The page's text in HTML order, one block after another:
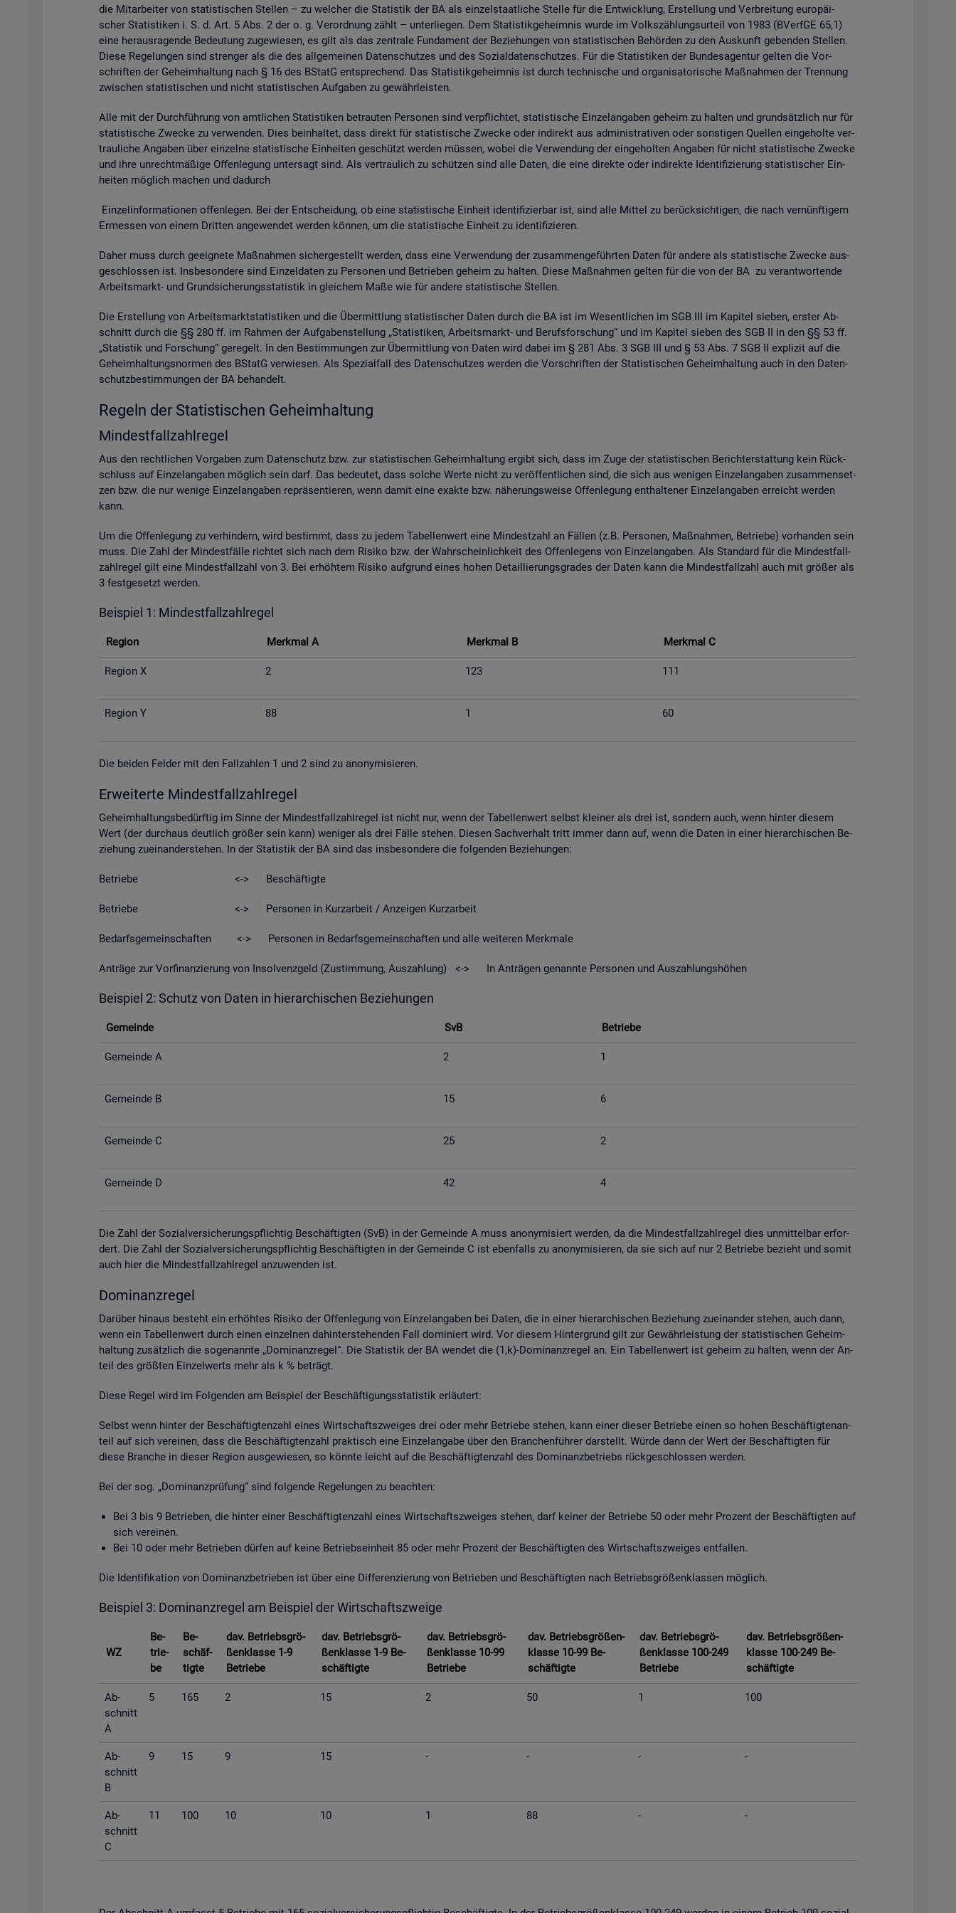
die Mit­ar­bei­ter von sta­tis­ti­schen Stel­len – zu wel­cher die Sta­tis­tik der BA als ein­zel­staat­li­che Stel­le für die Ent­wick­lung, Er­stel­lung und Ver­brei­tung eu­ro­päi­
scher Sta­tis­ti­ken i. S. d. Art. 5 Abs. 2 der o. g. Ver­ord­nung zählt – un­ter­lie­gen. Dem Sta­tis­tik­ge­heim­nis wurde im Volks­zäh­lungs­ur­teil von 1983 (BVerf­GE 65,1)
eine her­aus­ra­gen­de Be­deu­tung zu­ge­wie­sen, es gilt als das zen­tra­le Fun­da­ment der Be­zie­hun­gen von sta­tis­ti­schen Be­hör­den zu den Aus­kunft ge­ben­den Stel­len.
Diese Re­ge­lun­gen sind stren­ger als die des all­ge­mei­nen Da­ten­schut­zes und des So­zi­al­da­ten­schut­zes. Für die Sta­tis­ti­ken der Bun­des­agen­tur gel­ten die Vor­
schrif­ten der Ge­heim­hal­tung nach § 16 des BStatG ent­spre­chend. Das Sta­tis­tik­ge­heim­nis ist durch tech­ni­sche und or­ga­ni­sa­to­ri­sche Maß­nah­men der Tren­nung
zwi­schen sta­tis­ti­schen und nicht sta­tis­ti­schen Auf­ga­ben zu ge­währ­leis­ten.
Alle mit der Durch­füh­rung von amt­li­chen Sta­tis­ti­ken be­trau­ten Per­so­nen sind ver­pflich­tet, sta­tis­ti­sche Ein­zel­an­ga­ben ge­heim zu hal­ten und grund­sätz­lich nur für
sta­tis­ti­sche Zwe­cke zu ver­wen­den. Dies be­inhal­tet, dass di­rekt für sta­tis­ti­sche Zwe­cke oder in­di­rekt aus ad­mi­nis­tra­ti­ven oder sons­ti­gen Quel­len ein­ge­hol­te ver­
trau­li­che An­ga­ben über ein­zel­ne sta­tis­ti­sche Ein­hei­ten ge­schützt wer­den müs­sen, wobei die Ver­wen­dung der ein­ge­hol­ten An­ga­ben für nicht sta­tis­ti­sche Zwe­cke
und ihre un­recht­mä­ßi­ge Of­fen­le­gung un­ter­sagt sind. Als ver­trau­lich zu schüt­zen sind alle Daten, die eine di­rek­te oder in­di­rek­te Iden­ti­fi­zie­rung sta­tis­ti­scher Ein­
hei­ten mög­lich ma­chen und da­durch
Ein­zel­in­for­ma­tio­nen of­fen­le­gen. Bei der Ent­schei­dung, ob eine sta­tis­ti­sche Ein­heit iden­ti­fi­zier­bar ist, sind alle Mit­tel zu be­rück­sich­ti­gen, die nach ver­nünf­ti­gem
Er­mes­sen von einem Drit­ten an­ge­wen­det wer­den kön­nen, um die sta­tis­ti­sche Ein­heit zu iden­ti­fi­zie­ren.
Daher muss durch ge­eig­ne­te Maß­nah­men si­cher­ge­stellt wer­den, dass eine Ver­wen­dung der zu­sam­men­ge­führ­ten Daten für an­de­re als sta­tis­ti­sche Zwe­cke aus­
ge­schlos­sen ist. Ins­be­son­de­re sind Ein­zel­da­ten zu Per­so­nen und Be­trie­ben ge­heim zu hal­ten. Diese Maß­nah­men gel­ten für die von der BA zu ver­ant­wor­ten­de
Ar­beits­markt- und Grund­si­che­rungs­sta­tis­tik in glei­chem Maße wie für an­de­re sta­tis­ti­sche Stel­len.
Die Er­stel­lung von Ar­beits­markt­sta­tis­ti­ken und die Über­mitt­lung sta­tis­ti­scher Daten durch die BA ist im We­sent­li­chen im SGB III im Ka­pi­tel sie­ben, ers­ter Ab­
schnitt durch die §§ 280 ff. im Rah­men der Auf­ga­ben­stel­lung „Sta­tis­ti­ken, Ar­beits­markt- und Be­rufs­for­schung“ und im Ka­pi­tel sie­ben des SGB II in den §§ 53 ff.
„Sta­tis­tik und For­schung“ ge­re­gelt. In den Be­stim­mun­gen zur Über­mitt­lung von Daten wird dabei im § 281 Abs. 3 SGB III und § 53 Abs. 7 SGB II ex­pli­zit auf die
Ge­heim­hal­tungs­nor­men des BStatG ver­wie­sen. Als Spe­zi­al­fall des Da­ten­schut­zes wer­den die Vor­schrif­ten der Sta­tis­ti­schen Ge­heim­hal­tung auch in den Da­ten­
schutz­be­stim­mun­gen der BA be­han­delt.
Re­geln der Sta­tis­ti­schen Ge­heim­hal­tung
Min­dest­fall­zahl­re­gel
Aus den recht­li­chen Vor­ga­ben zum Da­ten­schutz bzw. zur sta­tis­ti­schen Ge­heim­hal­tung er­gibt sich, dass im Zuge der sta­tis­ti­schen Be­richt­erstat­tung kein Rück­
schluss auf Ein­zel­an­ga­ben mög­lich sein darf. Das be­deu­tet, dass sol­che Werte nicht zu ver­öf­fent­li­chen sind, die sich aus we­ni­gen Ein­zel­an­ga­ben zu­sam­men­set­
zen bzw. die nur we­ni­ge Ein­zel­an­ga­ben re­prä­sen­tie­ren, wenn damit eine ex­ak­te bzw. nä­he­rungs­wei­se Of­fen­le­gung ent­hal­te­ner Ein­zel­an­ga­ben er­reicht wer­den
kann.
Um die Of­fen­le­gung zu ver­hin­dern, wird be­stimmt, dass zu jedem Ta­bel­len­wert eine Min­dest­zahl an Fäl­len (z.B. Per­so­nen, Maß­nah­men, Be­trie­be) vor­han­den sein
muss. Die Zahl der Min­dest­fäl­le rich­tet sich nach dem Ri­si­ko bzw. der Wahr­schein­lich­keit des Of­fen­le­gens von Ein­zel­an­ga­ben. Als Stan­dard für die Min­dest­fall­
zahl­re­gel gilt eine Min­dest­fall­zahl von 3. Bei er­höh­tem Ri­si­ko auf­grund eines hohen De­tail­lie­rungs­gra­des der Daten kann die Min­dest­fall­zahl auch mit grö­ßer als
3 fest­ge­setzt wer­den.
Bei­spiel 1: Min­dest­fall­zahl­re­gel
Re­gi­on Merk­mal A Merk­mal B Merk­mal C
Re­gi­on X 2 123 111
Re­gi­on Y 88 1 60
Die bei­den Fel­der mit den Fall­zah­len 1 und 2 sind zu an­ony­mi­sie­ren.
Er­wei­ter­te Min­dest­fall­zahl­re­gel
Ge­heim­hal­tungs­be­dürf­tig im Sinne der Min­dest­fall­zahl­re­gel ist nicht nur, wenn der Ta­bel­len­wert selbst klei­ner als drei ist, son­dern auch, wenn hin­ter die­sem
Wert (der durch­aus deut­lich grö­ßer sein kann) we­ni­ger als drei Fälle ste­hen. Die­sen Sach­ver­halt tritt immer dann auf, wenn die Daten in einer hier­ar­chi­schen Be­
zie­hung zu­ein­an­der­ste­hen. In der Sta­tis­tik der BA sind das ins­be­son­de­re die fol­gen­den Be­zie­hun­gen:
Be­trie­be <-> Be­schäf­tig­te
Be­trie­be <-> Per­so­nen in Kurz­ar­beit / An­zei­gen Kurz­ar­beit
Be­darfs­ge­mein­schaf­ten <-> Per­so­nen in Be­darfs­ge­mein­schaf­ten und alle wei­te­ren Merk­ma­le
An­trä­ge zur Vor­fi­nan­zie­rung von In­sol­venz­geld (Zu­stim­mung, Aus­zah­lung) <-> In An­trä­gen ge­nann­te Per­so­nen und Aus­zah­lungs­hö­hen
Bei­spiel 2: Schutz von Daten in hier­ar­chi­schen Be­zie­hun­gen
Ge­mein­de SvB Be­trie­be
Ge­mein­de A 2 1
Ge­mein­de B 15 6
Ge­mein­de C 25 2
Ge­mein­de D 42 4
Die Zahl der So­zi­al­ver­si­che­rungs­pflich­tig Be­schäf­tig­ten (SvB) in der Ge­mein­de A muss an­ony­mi­siert wer­den, da die Min­dest­fall­zahl­re­gel dies un­mit­tel­bar er­for­
dert. Die Zahl der So­zi­al­ver­si­che­rungs­pflich­tig Be­schäf­tig­ten in der Ge­mein­de C ist eben­falls zu an­ony­mi­sie­ren, da sie sich auf nur 2 Be­trie­be be­zieht und somit
auch hier die Min­dest­fall­zahl­re­gel an­zu­wen­den ist.
Do­mi­nanz­re­gel
Dar­über hin­aus be­steht ein er­höh­tes Ri­si­ko der Of­fen­le­gung von Ein­zel­an­ga­ben bei Daten, die in einer hier­ar­chi­schen Be­zie­hung zu­ein­an­der ste­hen, auch dann,
wenn ein Ta­bel­len­wert durch einen ein­zel­nen da­hin­ter­ste­hen­den Fall do­mi­niert wird. Vor die­sem Hin­ter­grund gilt zur Ge­währ­leis­tung der sta­tis­ti­schen Ge­heim­
hal­tung zu­sätz­lich die so­ge­nann­te „Do­mi­nanz­re­gel“. Die Sta­tis­tik der BA wen­det die (1,k)-Do­mi­nanz­re­gel an. Ein Ta­bel­len­wert ist ge­heim zu hal­ten, wenn der An­
teil des grö­ß­ten Ein­zel­werts mehr als k % be­trägt.
Diese Regel wird im Fol­gen­den am Bei­spiel der Be­schäf­ti­gungs­sta­tis­tik er­läu­tert:
Selbst wenn hin­ter der Be­schäf­tig­ten­zahl eines Wirt­schafts­zwei­ges drei oder mehr Be­trie­be ste­hen, kann einer die­ser Be­trie­be einen so hohen Be­schäf­tig­ten­an­
teil auf sich ver­ei­nen, dass die Be­schäf­tig­ten­zahl prak­tisch eine Ein­zel­an­ga­be über den Bran­chen­füh­rer dar­stellt. Würde dann der Wert der Be­schäf­tig­ten für
diese Bran­che in die­ser Re­gi­on aus­ge­wie­sen, so könn­te leicht auf die Be­schäf­tig­ten­zahl des Do­mi­nanz­be­triebs rück­ge­schlos­sen wer­den.
Bei der sog. „Do­mi­nanz­prü­fung“ sind fol­gen­de Re­ge­lun­gen zu be­ach­ten:
Bei 3 bis 9 Be­trie­ben, die hin­ter einer Be­schäf­tig­ten­zahl eines Wirt­schafts­zwei­ges ste­hen, darf kei­ner der Be­trie­be 50 oder mehr Pro­zent der Be­schäf­tig­ten auf
sich ver­ei­nen.
Bei 10 oder mehr Be­trie­ben dür­fen auf keine Be­triebs­ein­heit 85 oder mehr Pro­zent der Be­schäf­tig­ten des Wirt­schafts­zwei­ges ent­fal­len.
Die Iden­ti­fi­ka­ti­on von Do­mi­nanz­be­trie­ben ist über eine Dif­fe­ren­zie­rung von Be­trie­ben und Be­schäf­tig­ten nach Be­triebs­grö­ßen­klas­sen mög­lich.
Bei­spiel 3: Do­mi­nanz­re­gel am Bei­spiel der Wirt­schafts­zwei­ge
WZ
Be­
trie­
be
Be­
schäf­
tig­te
dav. Be­triebs­grö­
ßen­klas­se 1-9
Be­trie­be
dav. Be­triebs­grö­
ßen­klas­se 1-9 Be­
schäf­tig­te
dav. Be­triebs­grö­
ßen­klas­se 10-99
Be­trie­be
dav. Be­triebs­grö­ßen­
klas­se 10-99 Be­
schäf­tig­te
dav. Be­triebs­grö­
ßen­klas­se 100-249
Be­trie­be
dav. Be­triebs­grö­ßen­
klas­se 100-249 Be­
schäf­tig­te
Ab­
schnitt
A
5 165 2 15 2 50 1 100
Ab­
schnitt
B
9 15 9 15 - - - -
Ab­
schnitt
C
11 100 10 10 1 88 - -